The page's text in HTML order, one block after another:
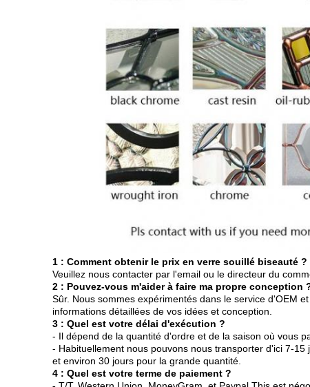
1 : Comment obtenir le prix en verre souillé biseauté ?
Veuillez nous contacter par l'email ou le directeur du
2 : Pouvez-vous m'aider à faire ma propre conception
Sûr. Nous sommes expérimentés dans le service d'OEM
informations détaillées de vos idées et conception.
3 : Quel est votre délai d'exécution ?
- Il dépend de la quantité d'ordre et de la saison où vous
- Habituellement nous pouvons nous transporter d'ici 7-15
et environ 30 jours pour la grande quantité.
4 : Quel est votre terme de paiement ?